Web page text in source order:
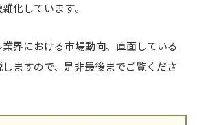
化しています。
界における市場動向、直面している
ますので、是非最後までご覧くださ